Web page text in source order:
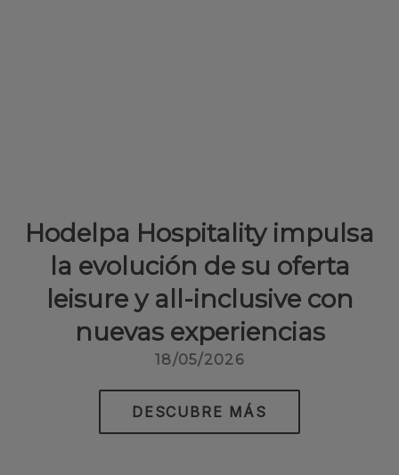
Hodelpa Hospitality impulsa
la evolución de su oferta
leisure y all-inclusive con
nuevas experiencias
18/05/2026
DESCUBRE MÁS